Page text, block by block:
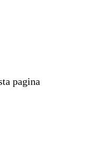
pagina